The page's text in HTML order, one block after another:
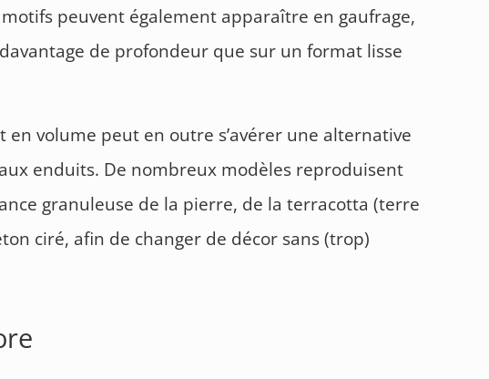
motifs peuvent également apparaître en gaufrage,
de profondeur que sur un format lisse
en volume peut en outre s’avérer une alternative
enduits. De nombreux modèles reproduisent
granuleuse de la pierre, de la terracotta (terre
ciré, afin de changer de décor sans (trop)